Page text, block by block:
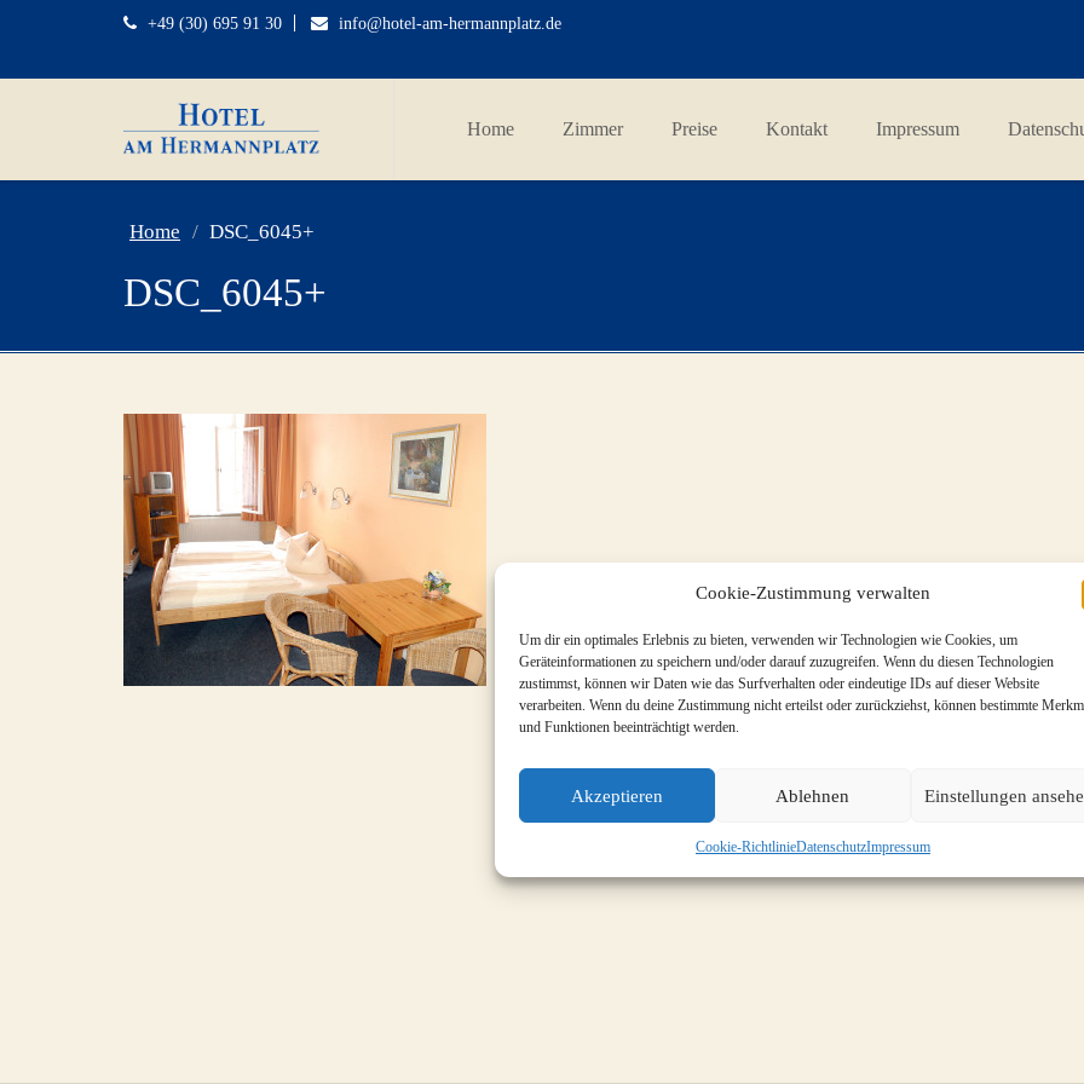
Cookie-Zustimmung verwalten
Um dir ein optimales Erlebnis zu bieten, verwenden wir Technologien wie Cookies, um
Geräteinformationen zu speichern und/oder darauf zuzugreifen. Wenn du diesen Technologien
zustimmst, können wir Daten wie das Surfverhalten oder eindeutige IDs auf dieser Website
verarbeiten. Wenn du deine Zustimmung nicht erteilst oder zurückziehst, können bestimmte
und Funktionen beeinträchtigt werden.
Akzeptieren Ablehnen Einstellungen
Cookie-RichtlinieDatenschutzImpressum
+49 (30) 695 91 30 info@hotel-am-hermannplatz.de
Home Zimmer Preise Kontakt Impressum
Home DSC_6045+
DSC_6045+